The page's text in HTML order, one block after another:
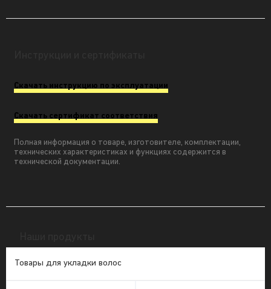
Скачать инструкцию по эксплуатации
Скачать сертификат соответствия
Полная информация о товаре, изготовителе, комплектации,
технических характеристиках и функциях содержится в
технической документации.
Товары для укладки волос